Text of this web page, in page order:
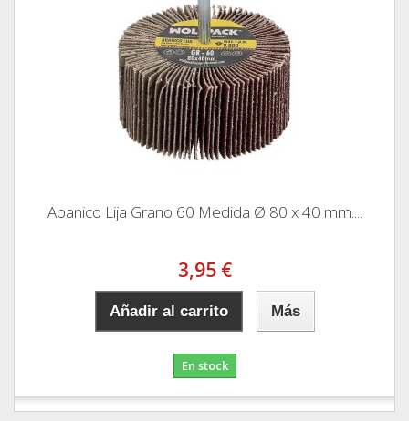
Abanico Lija Grano 60 Medida Ø 80 x 40 mm....
3,95 €
Añadir al carrito Más
En stock